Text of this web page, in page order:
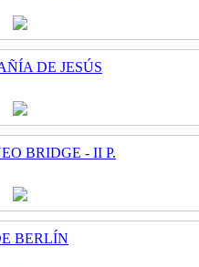
DE JESÚS
BRIDGE - II P.
BERLÍN